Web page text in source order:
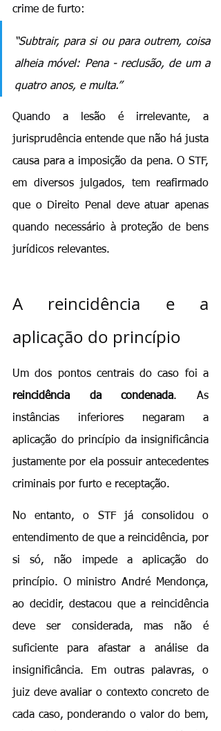
crime de furto:
“Subtrair, para si ou para outrem, coisa
alheia móvel: Pena - reclusão, de um a
quatro anos, e multa.”
Quando a lesão é irrelevante, a
jurisprudência entende que não há justa
causa para a imposição da pena. O STF,
em diversos julgados, tem reafirmado
que o Direito Penal deve atuar apenas
quando necessário à proteção de bens
jurídicos relevantes.
A reincidência e a
aplicação do princípio
reincidência da condenada. As
instâncias inferiores negaram a
aplicação do princípio da insignificância
justamente por ela possuir antecedentes
criminais por furto e receptação.
No entanto, o STF já consolidou o
entendimento de que a reincidência, por
si só, não impede a aplicação do
princípio. O ministro André Mendonça,
ao decidir, destacou que a reincidência
deve ser considerada, mas não é
suficiente para afastar a análise da
insignificância. Em outras palavras, o
juiz deve avaliar o contexto concreto de
cada caso, ponderando o valor do bem,